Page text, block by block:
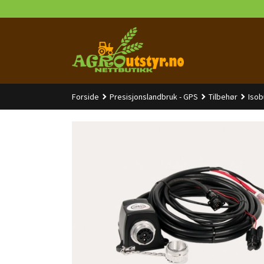
til
Forside Presisjonslandbruk - GPS Tilbehør